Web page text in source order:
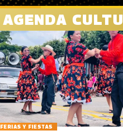
AGENDA
FERIAS Y FIESTAS